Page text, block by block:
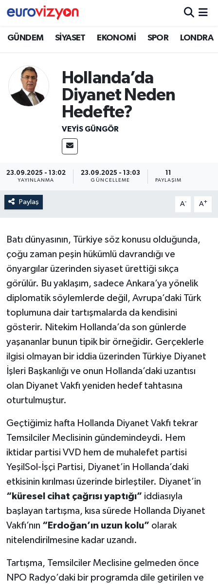
GÜNDEM SİYASET EKONOMİ SPOR LONDRA
Hollanda’da
Diyanet Neden
Hedefte?
VEYIS GÜNGÖR
23.09.2025 - 13:02
YAYINLANMA
23.09.2025 - 13:03
GÜNCELLEME PAYLAŞIM
Paylaş A- A+
Batı dünyasının, Türkiye söz konusu olduğunda,
çoğu zaman peşin hükümlü davrandığı ve
önyargılar üzerinden siyaset ürettiği sıkça
görülür. Bu yaklaşım, sadece Ankara’ya yönelik
diplomatik söylemlerde değil, Avrupa’daki Türk
toplumuna dair tartışmalarda da kendisini
gösterir. Nitekim Hollanda’da son günlerde
yaşananlar bunun tipik bir örneğidir. Gerçeklerle
ilgisi olmayan bir iddia üzerinden Türkiye Diyanet
İşleri Başkanlığı ve onun Hollanda’daki uzantısı
olan Diyanet Vakfı yeniden hedef tahtasına
oturtulmuştur.
Geçtiğimiz hafta Hollanda Diyanet Vakfı tekrar
Temsilciler Meclisinin gündemindeydi. Hem
iktidar partisi VVD hem de muhalefet partisi
YeşilSol-İşçi Partisi, Diyanet’in Hollanda’daki
etkisinin kırılması üzerinde birleştiler. Diyanet’in
“küresel cihat çağrısı yaptığı” iddiasıyla
başlayan tartışma, kısa sürede Hollanda Diyanet
Vakfı’nın “Erdoğan’ın uzun kolu” olarak
nitelendirilmesine kadar uzandı.
Tartışma, Temsilciler Meclisine gelmeden önce
NPO Radyo’daki bir programda dile getirilen ve